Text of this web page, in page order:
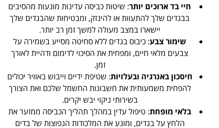
חיי בד ארוכים יותר: שיטות כביסה עדינות מונעות מהסיבים
בבגדים שלך להתעוות או להינזק, ומבטיחות שהבגדים שלך
יישארו במצב מעולה למשך זמן רב יותר.
שימור צבע: כיבוס בגדים ללא סחיטה מסייע בשמירה על
צבעים מלאי חיים, ומפחית את הסיכוי לדימום ודהיית לאורך
זמן.
חיסכון באנרגיה ובעלויות: שטיפת ידיים וייבוש באוויר יכולים
להפחית משמעותית את חשבונות החשמל שלכם ואת הצורך
בשירותי ניקוי יבש יקרים.
בלאי מופחת: טיפול עדין במהלך תהליך הכביסה ממזער את
הלחץ על בגדים, ומונע את המלכודות הנפוצות של בדים